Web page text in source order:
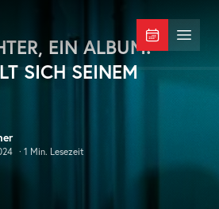
Menü
EIN ALBUM:
SICH SEINEM
· 1 Min. Lesezeit